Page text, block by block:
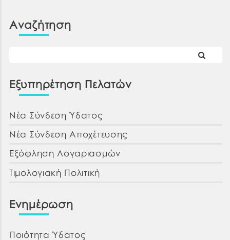
Αναζήτηση
Εξυπηρέτηση Πελατών
Νέα Σύνδεση Ύδατος
Νέα Σύνδεση Αποχέτευσης
Εξόφληση Λογαριασμών
Τιμολογιακή Πολιτική
Ενημέρωση
Ποιότητα Ύδατος